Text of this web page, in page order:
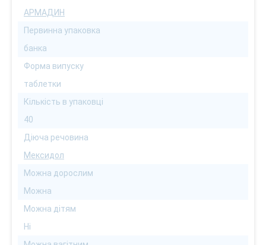
АРМАДИН
Первинна упаковка
банка
Форма випуску
таблетки
Кількість в упаковці
40
Діюча речовина
Мексидол
Можна дорослим
Можна
Можна дітям
Ні